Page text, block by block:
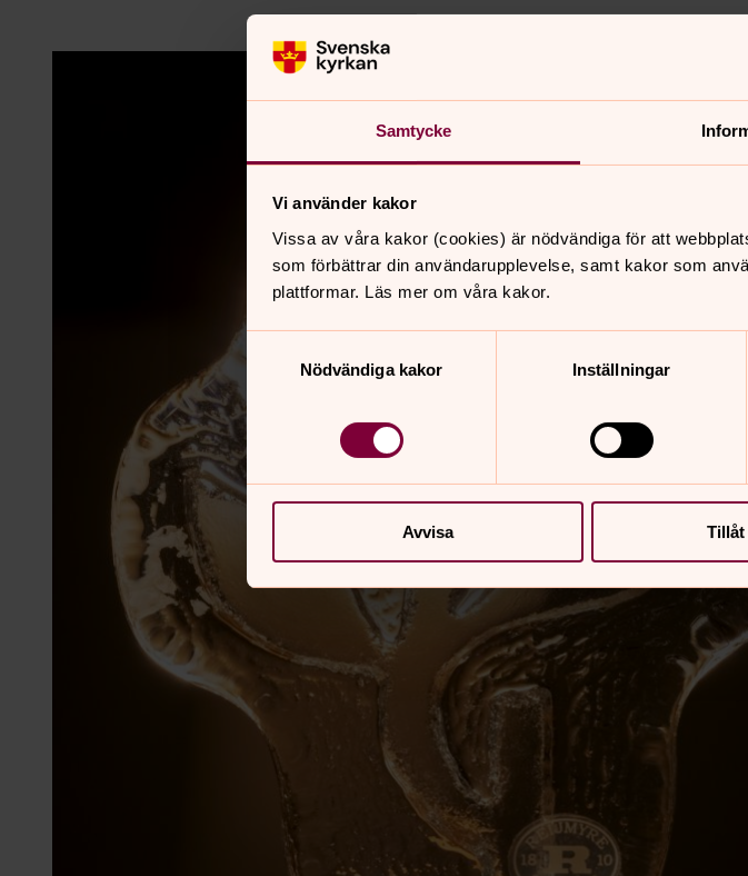
Samtycke
Vi använder kakor
Vissa av våra kakor (cookies) är nödvändiga för att
som förbättrar din användarupplevelse, samt kakor som
plattformar. Läs mer om våra kakor.
Nödvändiga kakor
Inställningar
Avvisa Tillåt